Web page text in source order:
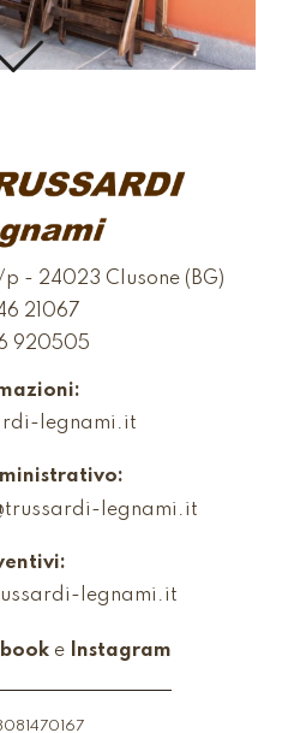
- 24023 Clusone (BG)
21067
920505
legnami.it
legnami.it
legnami.it
e Instagram